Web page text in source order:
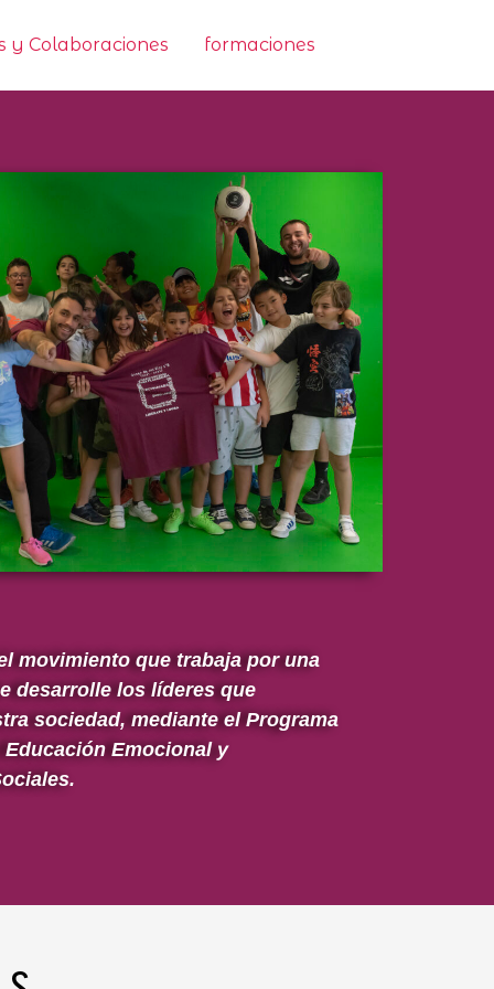
y Colaboraciones formaciones
movimiento que trabaja por una
desarrolle los líderes que
sociedad, mediante el Programa
Educación Emocional y